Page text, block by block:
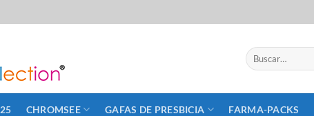
Buscar
por:
CHROMSEE GAFAS DE PRESBICIA FARMA-PACKS